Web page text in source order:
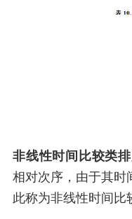
非线性时间比较类
相对次序，由于其时
此称为非线性时间比